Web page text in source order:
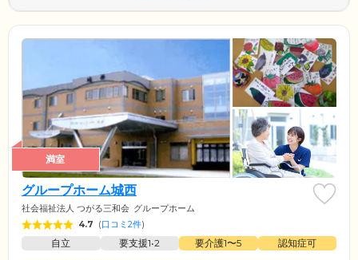
満室
グループホーム城西
社会福祉法人 つがる三和会 グループホーム
4.7 (口コミ2件)
自立 要支援1•2 要介護1〜5
認知症可